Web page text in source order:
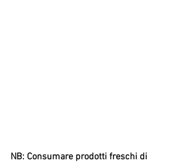
NB: Consumare prodotti freschi di